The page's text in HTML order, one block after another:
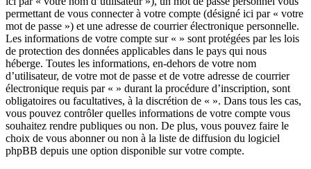
permettant de vous connecter à votre compte (désigné ici par « votre
mot de passe ») et une adresse de courrier électronique personnelle.
Les informations de votre compte sur « » sont protégées par les lois
de protection des données applicables dans le pays qui nous
héberge. Toutes les informations, en-dehors de votre nom
d’utilisateur, de votre mot de passe et de votre adresse de courrier
électronique requis par « » durant la procédure d’inscription, sont
obligatoires ou facultatives, à la discrétion de « ». Dans tous les cas,
vous pouvez contrôler quelles informations de votre compte vous
souhaitez rendre publiques ou non. De plus, vous pouvez faire le
choix de vous abonner ou non à la liste de diffusion du logiciel
phpBB depuis une option disponible sur votre compte.